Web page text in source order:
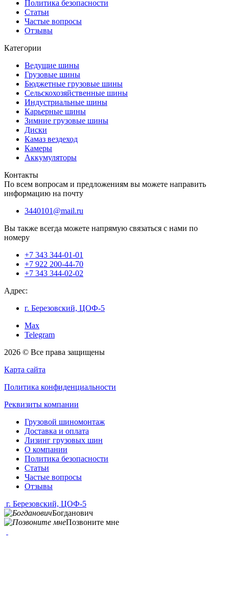
Политика безопасности
Статьи
Частые вопросы
Отзывы
Категории
Ведущие шины
Грузовые шины
Бюджетные грузовые шины
Сельскохозяйственные шины
Индустриальные шины
Карьерные шины
Зимние грузовые шины
Диски
Камаз вездеход
Камеры
Аккумуляторы
Контакты
По всем вопросам и предложениям вы можете направить
информацию на почту
3440101@mail.ru
Вы также всегда можете напрямую связаться с нами по
номеру
+7 343 344-01-01
+7 922 200-44-70
+7 343 344-02-02
Адрес:
г. Березовский, ЦОФ-5
Max
Telegram
2026 © Все права защищены
Карта сайта
Политика конфиденциальности
Реквизиты компании
Грузовой шиномонтаж
Доставка и оплата
Лизинг грузовых шин
О компании
Политика безопасности
Статьи
Частые вопросы
Отзывы
г. Березовский, ЦОФ-5
Богданович
Позвоните мне